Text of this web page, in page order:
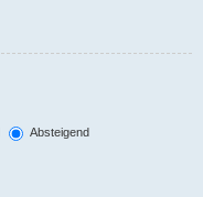
Absteigend